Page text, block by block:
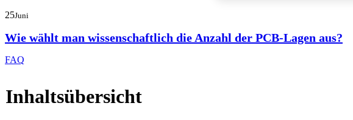
25Juni
Wie wählt man wissenschaftlich die Anzahl der PCB-Lagen aus?
FAQ
Inhaltsübersicht